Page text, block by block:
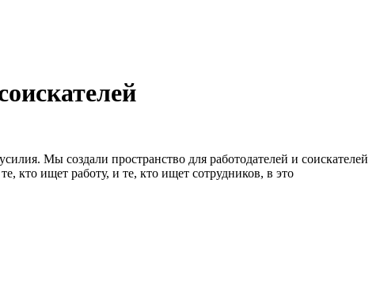
Мы создали пространство для работодателей и соискателей
кто ищет работу, и те, кто ищет сотрудников, в это